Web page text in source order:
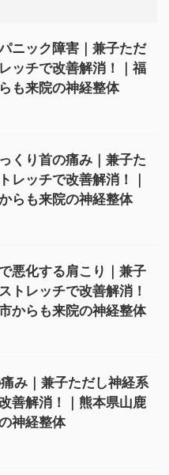
ニック障害｜兼子ただ
ッチで改善解消！｜福
も来院の神経整体
くり首の痛み｜兼子た
レッチで改善解消！｜
らも来院の神経整体
悪化する肩こり｜兼子
トレッチで改善解消！
からも来院の神経整体
み｜兼子ただし神経系
善解消！｜熊本県山鹿
神経整体